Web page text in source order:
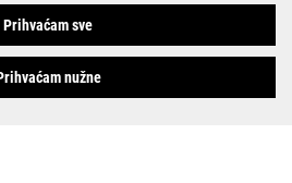
Prihvaćam sve
nužne